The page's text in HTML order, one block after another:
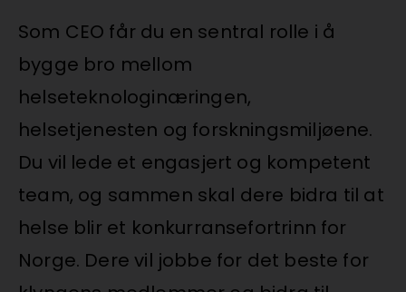
Som CEO får du en sentral rolle i å
bygge bro mellom
helseteknologinæringen,
helsetjenesten og forskningsmiljøene.
Du vil lede et engasjert og kompetent
team, og sammen skal dere bidra til at
helse blir et konkurransefortrinn for
Norge. Dere vil jobbe for det beste for